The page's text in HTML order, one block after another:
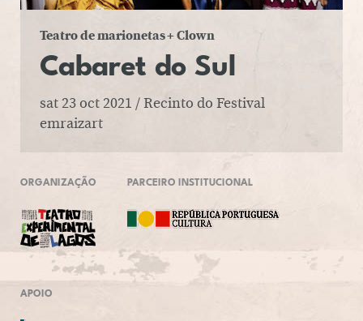
Teatro de marionetas + Clown
Ca­ba­ret do Sul
sat 23 oct 2021 / Recinto do Festival
emraizart
ORGANIZAÇÃO PARCEIRO INSTITUCIONAL
APOIO